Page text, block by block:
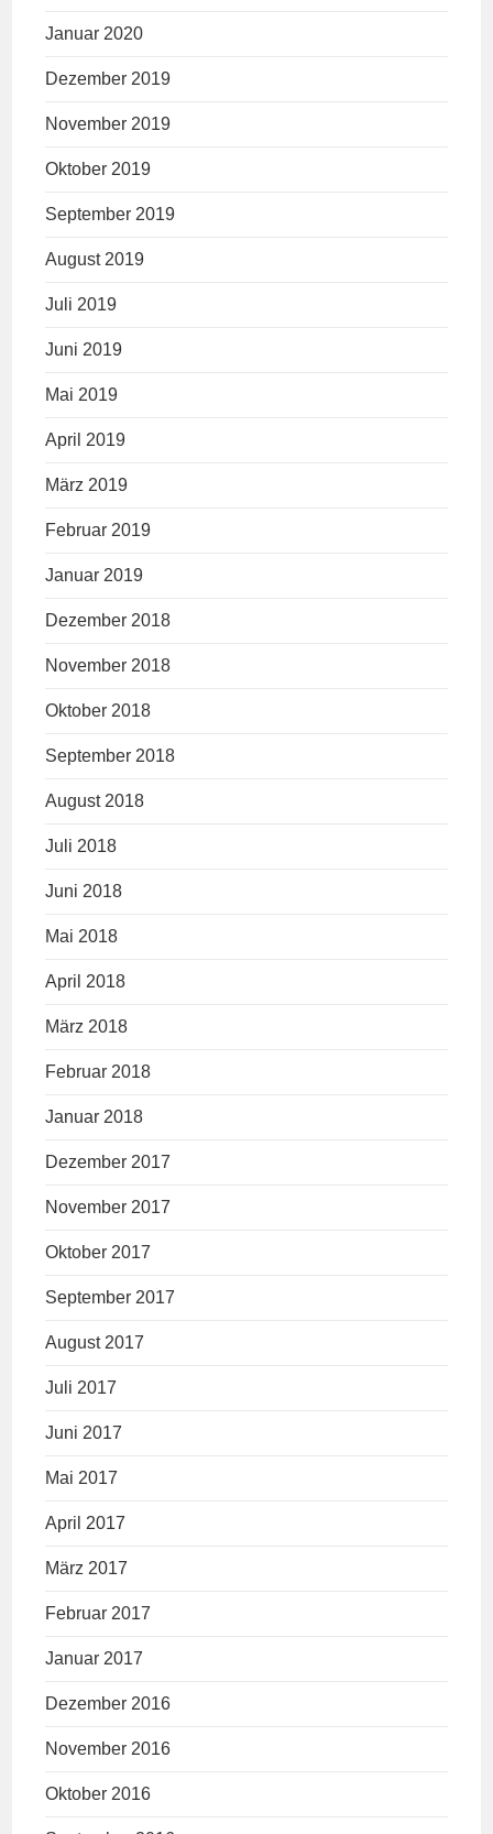
Januar 2020
Dezember 2019
November 2019
Oktober 2019
September 2019
August 2019
Juli 2019
Juni 2019
Mai 2019
April 2019
März 2019
Februar 2019
Januar 2019
Dezember 2018
November 2018
Oktober 2018
September 2018
August 2018
Juli 2018
Juni 2018
Mai 2018
April 2018
März 2018
Februar 2018
Januar 2018
Dezember 2017
November 2017
Oktober 2017
September 2017
August 2017
Juli 2017
Juni 2017
Mai 2017
April 2017
März 2017
Februar 2017
Januar 2017
Dezember 2016
November 2016
Oktober 2016